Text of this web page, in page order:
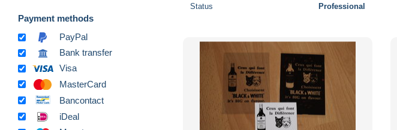
Payment methods
PayPal
Bank transfer
Visa
MasterCard
Bancontact
iDeal
Status Professional